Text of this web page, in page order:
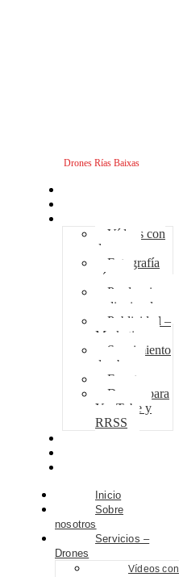
Drones Rías Baixas
Vídeos con
drones
Fotografía
aérea
Producciones
audiovisuales
Publicidad –
Marketing
Seguimiento
de obra
Eventos
Drones para
YouTube y
RRSS
Inicio
Sobre
nosotros
Servicios –
Drones
Vídeos con